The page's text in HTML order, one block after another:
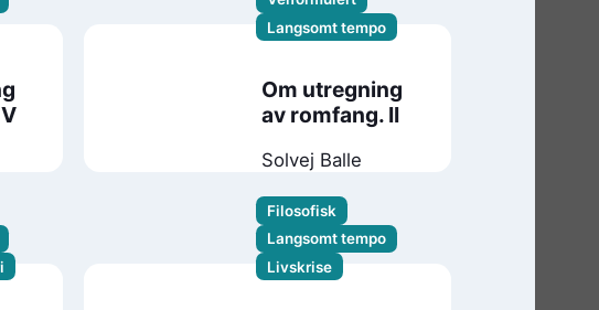
Langsomt tempo
Om utregning
av romfang. II
Solvej Balle
Filosofisk
Langsomt tempo
Livskrise